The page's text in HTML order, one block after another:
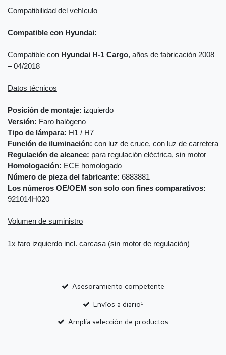
Compatibilidad del vehículo
Compatible con Hyundai:
Compatible con Hyundai H-1 Cargo, años de fabricación 2008
– 04/2018
Datos técnicos
Posición de montaje: izquierdo
Versión: Faro halógeno
Tipo de lámpara: H1 / H7
Función de iluminación: con luz de cruce, con luz de carretera
Regulación de alcance: para regulación eléctrica, sin motor
Homologación: ECE homologado
Número de pieza del fabricante: 6883881
Los números OE/OEM son solo con fines comparativos:
921014H020
Volumen de suministro
1x faro izquierdo incl. carcasa (sin motor de regulación)
Asesoramiento competente
Envíos a diario¹
Amplia selección de productos